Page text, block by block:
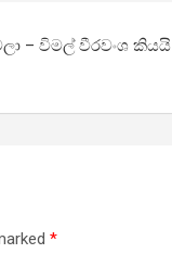
– විමල් වීරවංශ කියයි
*